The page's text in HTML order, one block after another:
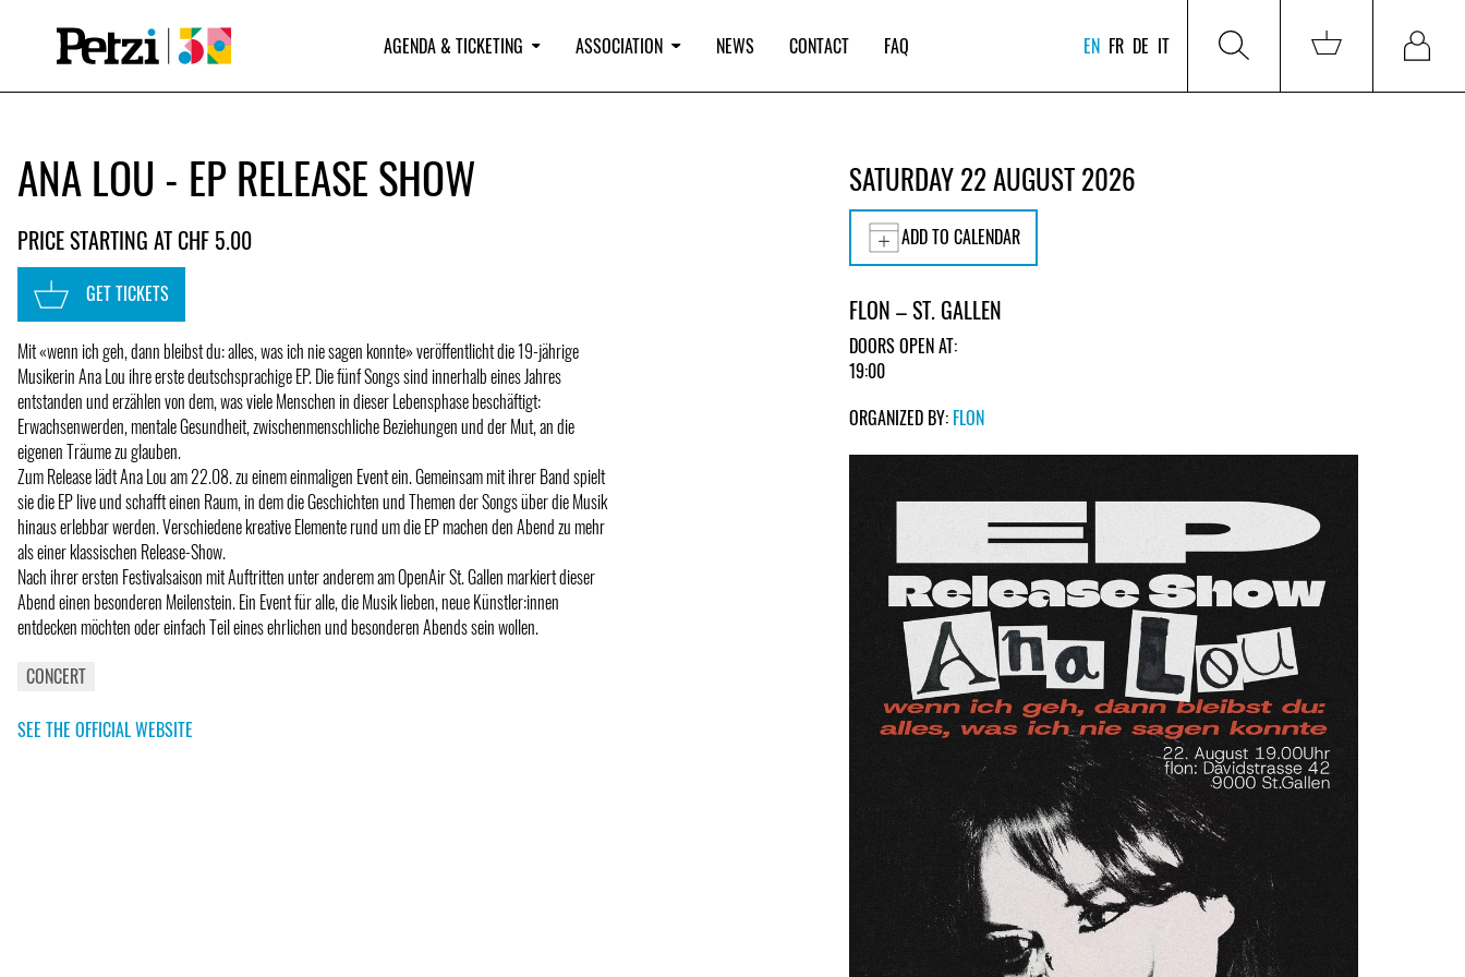
AGENDA & TICKETING ASSOCIATION NEWS CONTACT FAQ EN FR DE IT
ANA LOU - EP RELEASE SHOW
PRICE STARTING AT CHF 5.00
GET TICKETS
Mit «wenn ich geh, dann bleibst du: alles, was ich nie sagen konnte» veröffentlicht die 19-jährige
Musikerin Ana Lou ihre erste deutschsprachige EP. Die fünf Songs sind innerhalb eines Jahres
entstanden und erzählen von dem, was viele Menschen in dieser Lebensphase beschäftigt:
Erwachsenwerden, mentale Gesundheit, zwischenmenschliche Beziehungen und der Mut, an die
eigenen Träume zu glauben.
Zum Release lädt Ana Lou am 22.08. zu einem einmaligen Event ein. Gemeinsam mit ihrer Band spielt
sie die EP live und schafft einen Raum, in dem die Geschichten und Themen der Songs über die Musik
hinaus erlebbar werden. Verschiedene kreative Elemente rund um die EP machen den Abend zu mehr
als einer klassischen Release-Show.
Nach ihrer ersten Festivalsaison mit Auftritten unter anderem am OpenAir St. Gallen markiert dieser
Abend einen besonderen Meilenstein. Ein Event für alle, die Musik lieben, neue Künstler:innen
entdecken möchten oder einfach Teil eines ehrlichen und besonderen Abends sein wollen.
CONCERT
SEE THE OFFICIAL WEBSITE
SATURDAY 22 AUGUST 2026
ADD TO CALENDAR
FLON – ST. GALLEN
DOORS OPEN AT:
19:00
ORGANIZED BY: FLON